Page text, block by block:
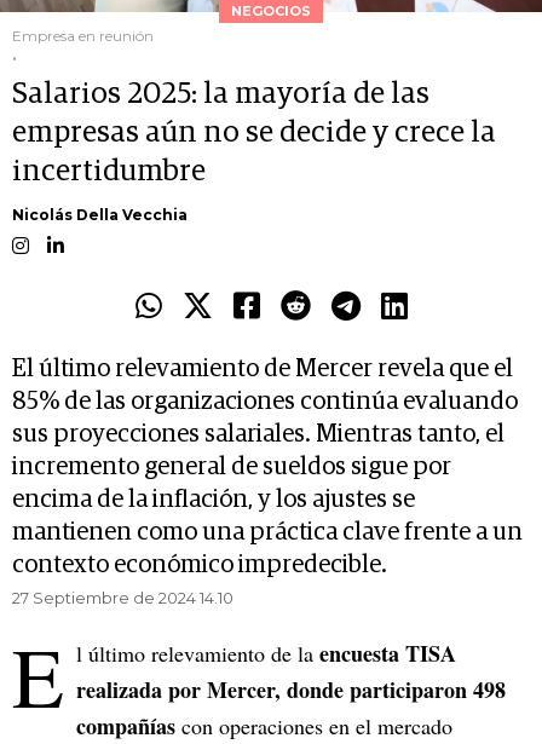
NEGOCIOS
Empresa en reunión
.
Salarios 2025: la mayoría de las
empresas aún no se decide y crece la
incertidumbre
Nicolás Della Vecchia
El último relevamiento de Mercer revela que el
85% de las organizaciones continúa evaluando
sus proyecciones salariales. Mientras tanto, el
incremento general de sueldos sigue por
encima de la inflación, y los ajustes se
mantienen como una práctica clave frente a un
contexto económico impredecible.
27 Septiembre de 2024 14.10
E l último relevamiento de la encuesta TISA
realizada por Mercer, donde participaron 498
compañías con operaciones en el mercado